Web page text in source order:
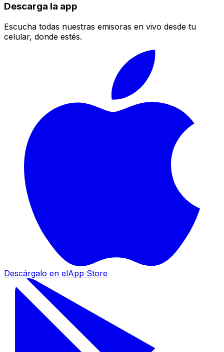
Descarga la app
Escucha todas nuestras emisoras en vivo desde tu
celular, donde estés.
Descárgalo en elApp Store